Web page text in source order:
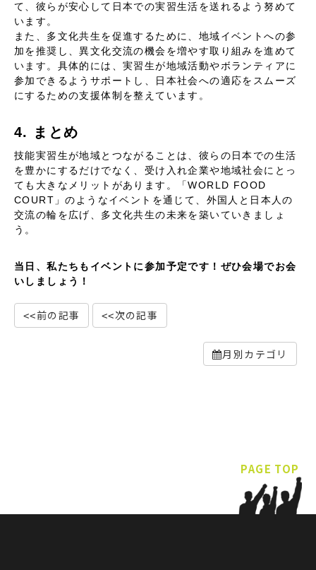
て、彼らが安心して日本での実習生活を送れるよう努めて
います。
また、多文化共生を促進するために、地域イベントへの参
加を推奨し、異文化交流の機会を増やす取り組みを進めて
います。具体的には、実習生が地域活動やボランティアに
参加できるようサポートし、日本社会への適応をスムーズ
にするための支援体制を整えています。
4. まとめ
技能実習生が地域とつながることは、彼らの日本での生活
を豊かにするだけでなく、受け入れ企業や地域社会にとっ
ても大きなメリットがあります。「WORLD FOOD
COURT」のようなイベントを通じて、外国人と日本人の
交流の輪を広げ、多文化共生の未来を築いていきましょ
う。
当日、私たちもイベントに参加予定です！ぜひ会場でお会
いしましょう！
前の記事 次の記事
月別カテゴリ
PAGE TOP